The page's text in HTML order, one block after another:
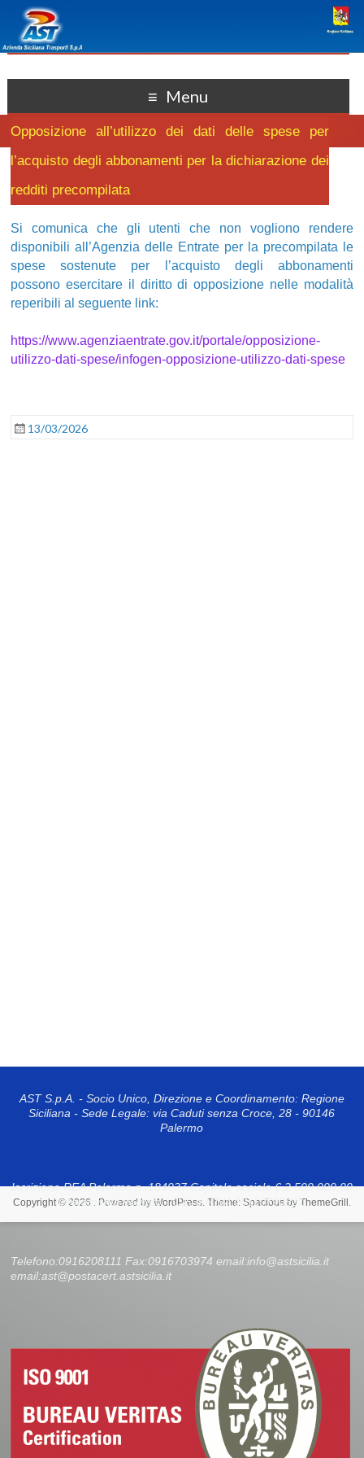
Menu
Opposizione all’utilizzo dei dati delle spese per
l’acquisto degli abbonamenti per la dichiarazione dei
redditi precompilata
Si comunica che gli utenti che non vogliono rendere
disponibili all’Agenzia delle Entrate per la precompilata le
spese sostenute per l’acquisto degli abbonamenti
possono esercitare il diritto di opposizione nelle modalità
reperibili al seguente link:
https://www.agenziaentrate.gov.it/portale/opposizione-
utilizzo-dati-spese/infogen-opposizione-utilizzo-dati-spese
13/03/2026
AST S.p.A. - Socio Unico, Direzione e Coordinamento: Regione
Siciliana - Sede Legale: via Caduti senza Croce, 28 - 90146
Palermo
Iscrizione REA Palermo n. 184037 Capitale sociale € 2.500.000,00
interamente versato - C.F. e P.IVA 00110790821
Telefono:0916208111 Fax:0916703974 email:info@astsicilia.it
email:ast@postacert.astsicilia.it
Copyright © 2026 . Powered by WordPress. Theme: Spacious by ThemeGrill .